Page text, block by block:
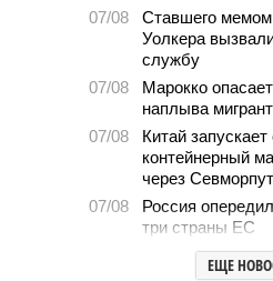
07/08
Ставшего
Уолкера
службу
07/08
Марокко
наплыва
07/08
Китай
контейнерный
через
07/08
Россия
три страны ЕС
Александр
белорусов
ЕЩЕ